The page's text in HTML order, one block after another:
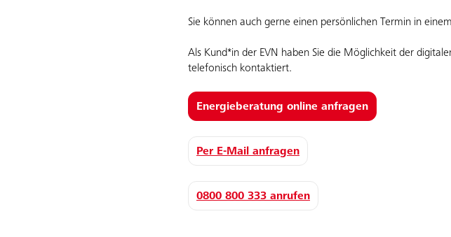
Sie können auch gerne einen persönlichen Termin in einem
Als Kund*in der EVN haben Sie die Möglichkeit der
telefonisch kontaktiert.
Energieberatung online anfragen
Per E-Mail anfragen
0800 800 333 anrufen